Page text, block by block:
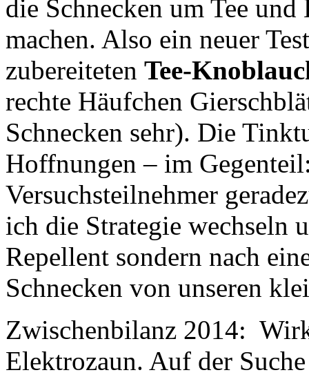
die Schnecken um Tee
machen. Also ein neuer
zubereiteten Tee-
rechte Häufchen
Schnecken sehr). Die
Hoffnungen – im
Versuchsteilnehmer
ich die Strategie wechseln
Repellent sondern nach
Schnecken von unseren
Zwischenbilanz 2014:
Elektrozaun. Auf der